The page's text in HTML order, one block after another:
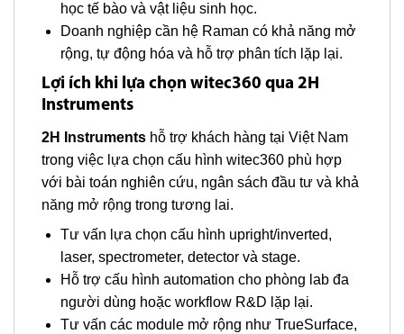
học tế bào và vật liệu sinh học.
Doanh nghiệp cần hệ Raman có khả năng mở
rộng, tự động hóa và hỗ trợ phân tích lặp lại.
Lợi ích khi lựa chọn witec360 qua 2H
Instruments
2H Instruments hỗ trợ khách hàng tại Việt Nam
trong việc lựa chọn cấu hình witec360 phù hợp
với bài toán nghiên cứu, ngân sách đầu tư và khả
năng mở rộng trong tương lai.
Tư vấn lựa chọn cấu hình upright/inverted,
laser, spectrometer, detector và stage.
Hỗ trợ cấu hình automation cho phòng lab đa
người dùng hoặc workflow R&D lặp lại.
Tư vấn các module mở rộng như TrueSurface,